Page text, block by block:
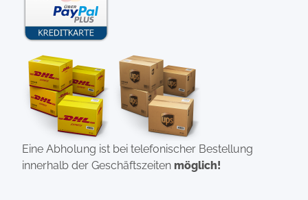
Eine Abholung ist bei telefonischer Bestellung
innerhalb der Geschäftszeiten möglich!